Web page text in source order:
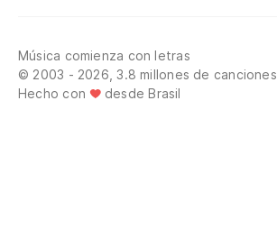
Música comienza con letras
© 2003 - 2026, 3.8 millones de canciones
Hecho con
desde Brasil